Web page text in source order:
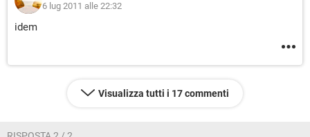
6 lug 2011 alle 22:32
idem
Visualizza tutti i 17 commenti